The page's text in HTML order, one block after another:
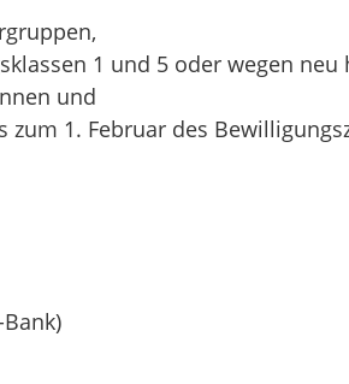
1 und 5 oder wegen
und
1. Februar des